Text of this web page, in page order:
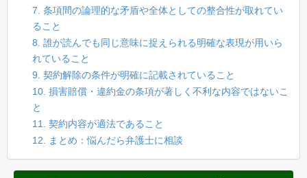
7. 条項間の論理的な矛盾や全体としての整合性が取れてい
ること
8. 誰が読んでも同じ意味に捉えられる明確な表現が用いら
れていること
9. 契約解除の条件が明確に記載されていること
10. 損害賠償・違約金の条項が著しく不利な内容ではないこ
と
11. 契約内容が適法であること
12. まとめ：悩んだら弁護士に相談